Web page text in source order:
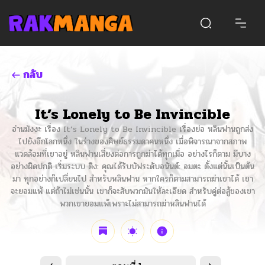
กลับ
It’s Lonely to Be Invincible
อ่านมังงะ เรื่อง It’s Lonely to Be Invincible เรื่องย่อ หลินฟานถูกส่ง
ไปยังอีกโลกหนึ่ง ในร่างของศิษย์ธรรมดาคนหนึ่ง เมื่อพิจารณาจากสภาพ
แวดล้อมที่เขาอยู่ หลินฟานเสี่ยงต่อการถูกฆ่าได้ทุกเมื่อ อย่างไรก็ตาม มีบาง
อย่างผิดปกติ เริ่มระบบ ติง: คุณได้รับบัฟระดับอนันต์: อมตะ ตั้งแต่นั้นเป็นต้น
มา ทุกอย่างก็เปลี่ยนไป สำหรับหลินฟาน หากใครก็ตามสามารถฆ่าเขาได้ เขา
จะยอมแพ้ แต่ถ้าไม่เช่นนั้น เขาก็จะสับพวกมันให้ละเอียด สำหรับคู่ต่อสู้ของเขา
พวกเขายอมแพ้เพราะไม่สามารถฆ่าหลินฟานได้